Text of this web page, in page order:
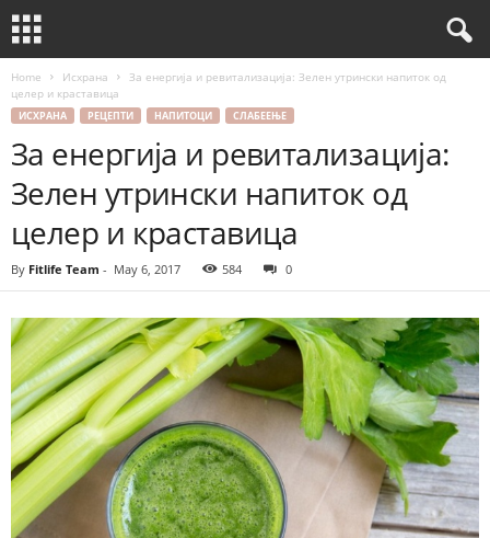
Home Исхрана
За енергија и ревитализација: Зелен утрински напиток од
целер и краставица
ИСХРАНА РЕЦЕПТИ НАПИТОЦИ СЛАБЕЕЊЕ
За енергија и ревитализација:
Зелен утрински напиток од
целер и краставица
By Fitlife Team - May 6, 2017 584 0